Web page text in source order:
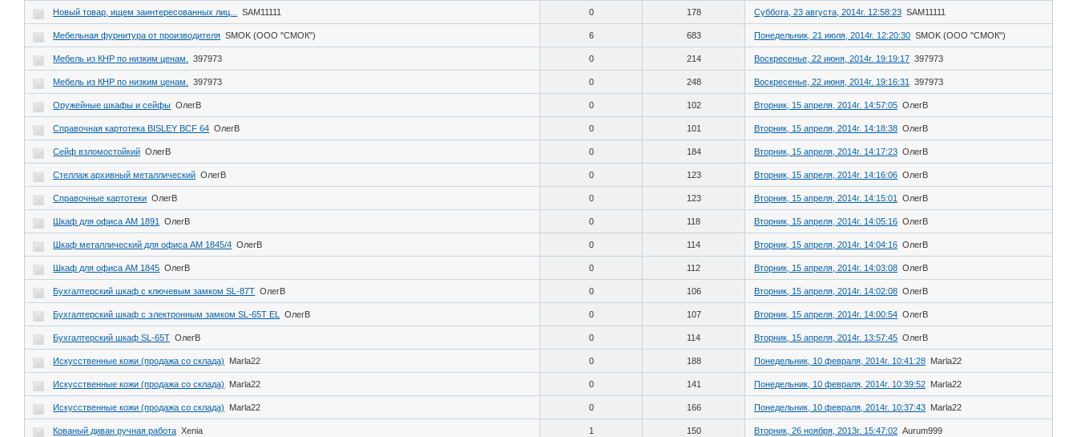
Новый товар, ищем заинтересованных лиц... SAM11111 0 178 Суббота, 23 августа, 2014г. 12:58:23 SAM11111
Мебельная фурнитура от производителя SMOK (ООО "СМОК") 6 683 Понедельник, 21 июля, 2014г. 12:20:30 SMOK (ООО "СМОК")
Мебель из КНР по низким ценам. 397973 0 214 Воскресенье, 22 июня, 2014г. 19:19:17 397973
Мебель из КНР по низким ценам. 397973 0 248 Воскресенье, 22 июня, 2014г. 19:16:31 397973
Оружейные шкафы и сейфы ОлегВ 0 102 Вторник, 15 апреля, 2014г. 14:57:05 ОлегВ
Справочная картотека ВISLEY BCF 64 ОлегВ 0 101 Вторник, 15 апреля, 2014г. 14:18:38 ОлегВ
Сейф взломостойкий ОлегВ 0 184 Вторник, 15 апреля, 2014г. 14:17:23 ОлегВ
Стеллаж архивный металлический ОлегВ 0 123 Вторник, 15 апреля, 2014г. 14:16:06 ОлегВ
Справочные картотеки ОлегВ 0 123 Вторник, 15 апреля, 2014г. 14:15:01 ОлегВ
Шкаф для офиса AM 1891 ОлегВ 0 118 Вторник, 15 апреля, 2014г. 14:05:16 ОлегВ
Шкаф металлический для офиса AM 1845/4 ОлегВ 0 114 Вторник, 15 апреля, 2014г. 14:04:16 ОлегВ
Шкаф для офиса AM 1845 ОлегВ 0 112 Вторник, 15 апреля, 2014г. 14:03:08 ОлегВ
Бухгалтерский шкаф с ключевым замком SL-87Т ОлегВ 0 106 Вторник, 15 апреля, 2014г. 14:02:08 ОлегВ
Бухгалтерский шкаф с электронным замком SL-65Т EL ОлегВ 0 107 Вторник, 15 апреля, 2014г. 14:00:54 ОлегВ
Бухгалтерский шкаф SL-65Т ОлегВ 0 114 Вторник, 15 апреля, 2014г. 13:57:45 ОлегВ
Искусственные кожи (продажа со склада) Marla22 0 188 Понедельник, 10 февраля, 2014г. 10:41:28 Marla22
Искусственные кожи (продажа со склада) Marla22 0 141 Понедельник, 10 февраля, 2014г. 10:39:52 Marla22
Искусственные кожи (продажа со склада) Marla22 0 166 Понедельник, 10 февраля, 2014г. 10:37:43 Marla22
Кованый диван ручная работа Xenia 1 150 Вторник, 26 ноября, 2013г. 15:47:02 Aurum999